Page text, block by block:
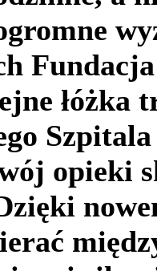
łóżka
opieki